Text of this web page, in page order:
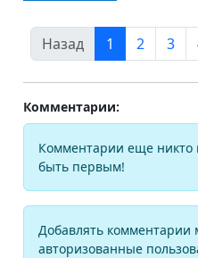
Назад 1 2 3
Комментарии:
Комментарии еще
быть первым!
Добавлять комментарии
авторизованные